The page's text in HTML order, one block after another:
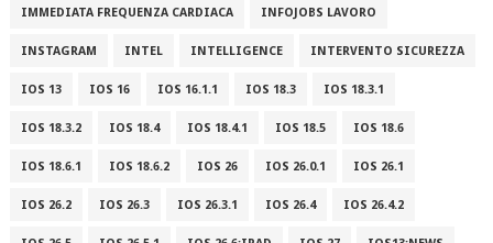
IMMEDIATA FREQUENZA CARDIACA INFOJOBS LAVORO
INSTAGRAM INTEL INTELLIGENCE INTERVENTO SICUREZZA
IOS 13 IOS 16 IOS 16.1.1 IOS 18.3 IOS 18.3.1
IOS 18.3.2 IOS 18.4 IOS 18.4.1 IOS 18.5 IOS 18.6
IOS 18.6.1 IOS 18.6.2 IOS 26 IOS 26.0.1 IOS 26.1
IOS 26.2 IOS 26.3 IOS 26.3.1 IOS 26.4 IOS 26.4.2